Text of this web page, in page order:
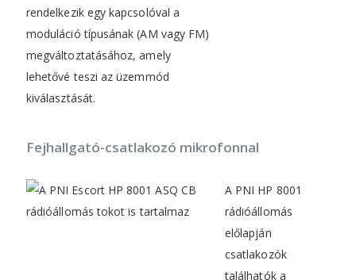
rendelkezik egy kapcsolóval a
moduláció típusának (AM vagy FM)
megváltoztatásához, amely
lehetővé teszi az üzemmód
kiválasztását.
Fejhallgató-csatlakozó mikrofonnal
A PNI HP 8001
rádióállomás
előlapján
csatlakozók
találhatók a